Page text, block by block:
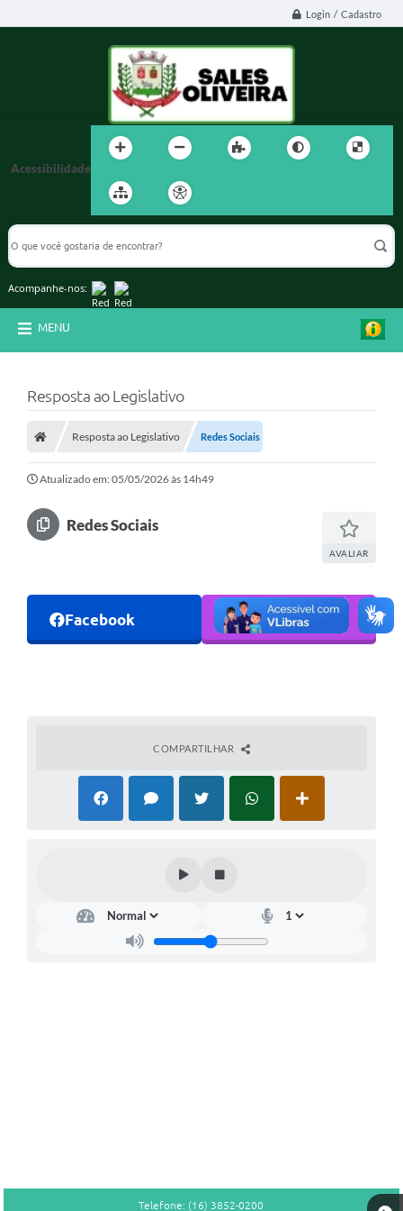
Login / Cadastro
Acessibilidade
Acompanhe-nos:
MENU
Resposta ao Legislativo
Resposta ao Legislativo Redes Sociais
Atualizado em: 05/05/2026 às 14h49
Redes Sociais
AVALIAR
Facebook Instagram
COMPARTILHAR
Telefone: (16) 3852-0200